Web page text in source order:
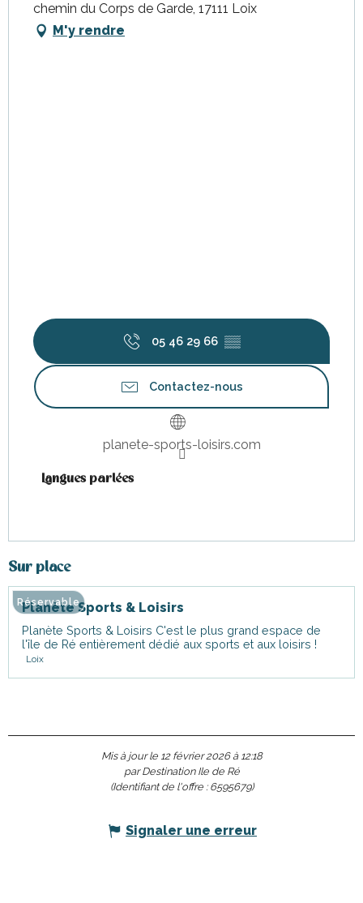
chemin du Corps de Garde, 17111 Loix
M'y rendre
05 46 29 66 ▒▒
Contactez-nous
planete-sports-loisirs.com
Langues parlées
Langues parlées
Sur place
Planète Sports & Loisirs
Planète Sports & Loisirs C'est le plus grand espace de
l'île de Ré entièrement dédié aux sports et aux loisirs !
Loix
Réservable
Mis à jour le 12 février 2026 à 12:18
par Destination Ile de Ré
(Identifiant de l'offre : 6595679)
Signaler une erreur